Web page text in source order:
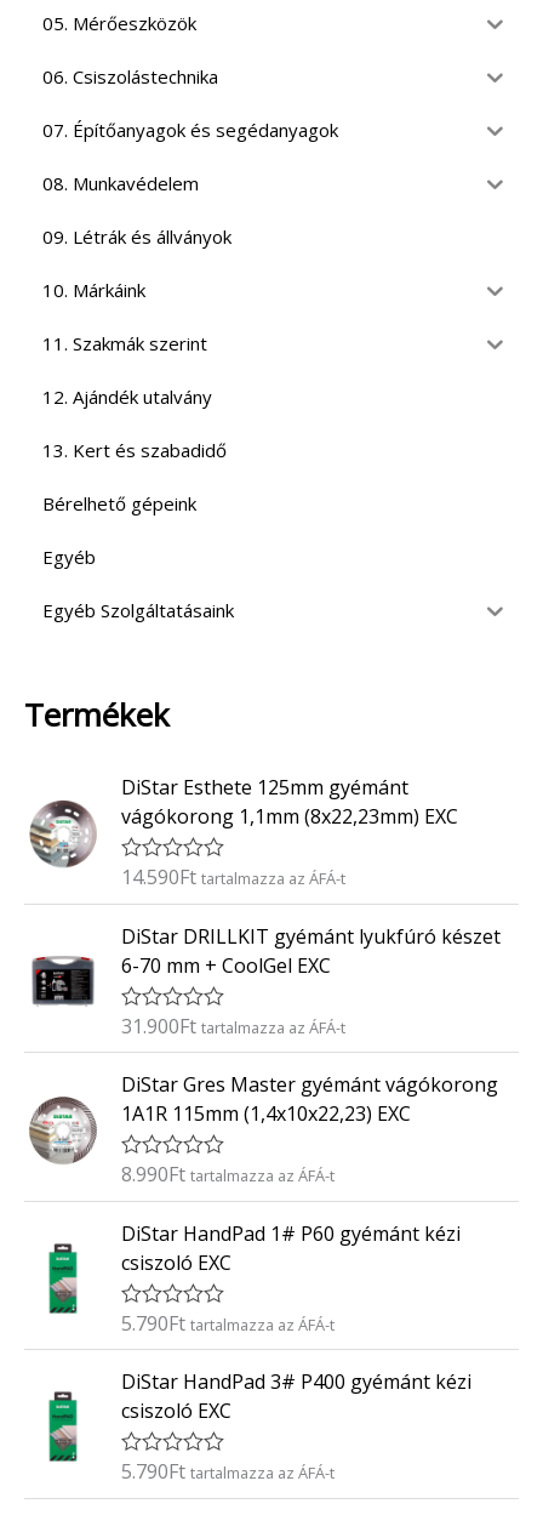
05. Mérőeszközök
06. Csiszolástechnika
07. Építőanyagok és segédanyagok
08. Munkavédelem
09. Létrák és állványok
10. Márkáink
11. Szakmák szerint
12. Ajándék utalvány
13. Kert és szabadidő
Bérelhető gépeink
Egyéb
Egyéb Szolgáltatásaink
Termékek
DiStar Esthete 125mm gyémánt
vágókorong 1,1mm (8x22,23mm) EXC
É
é
k
e
l
é
s
:
/
5
14.590Ft tartalmazza az ÁFÁ-t
DiStar DRILLKIT gyémánt lyukfúró készet
6-70 mm + CoolGel EXC
É
é
k
e
l
s
:
/
5
31.900Ft tartalmazza az ÁFÁ-t
DiStar Gres Master gyémánt vágókorong
1A1R 115mm (1,4x10x22,23) EXC
É
é
e
l
é
s
:
/
5
8.990Ft tartalmazza az ÁFÁ-t
DiStar HandPad 1# P60 gyémánt kézi
csiszoló EXC
É
é
e
l
s
:
5.790Ft tartalmazza az ÁFÁ-t
DiStar HandPad 3# P400 gyémánt kézi
csiszoló EXC
É
5.790Ft tartalmazza az ÁFÁ-t